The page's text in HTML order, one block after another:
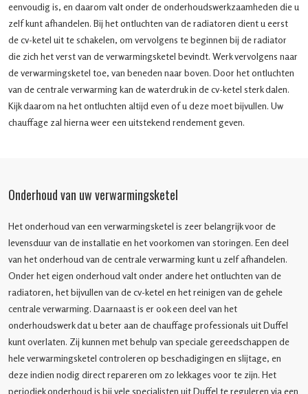
eenvoudig is, en daarom valt onder de onderhoudswerkzaamheden die u
zelf kunt afhandelen. Bij het ontluchten van de radiatoren dient u eerst
de cv-ketel uit te schakelen, om vervolgens te beginnen bij de radiator
die zich het verst van de verwarmingsketel bevindt. Werk vervolgens naar
de verwarmingsketel toe, van beneden naar boven. Door het ontluchten
van de centrale verwarming kan de waterdruk in de cv-ketel sterk dalen.
Kijk daarom na het ontluchten altijd even of u deze moet bijvullen. Uw
chauffage zal hierna weer een uitstekend rendement geven.
Onderhoud van uw verwarmingsketel
Het onderhoud van een verwarmingsketel is zeer belangrijk voor de
levensduur van de installatie en het voorkomen van storingen. Een deel
van het onderhoud van de centrale verwarming kunt u zelf afhandelen.
Onder het eigen onderhoud valt onder andere het ontluchten van de
radiatoren, het bijvullen van de cv-ketel en het reinigen van de gehele
centrale verwarming. Daarnaast is er ook een deel van het
onderhoudswerk dat u beter aan de chauffage professionals uit Duffel
kunt overlaten. Zij kunnen met behulp van speciale gereedschappen de
hele verwarmingsketel controleren op beschadigingen en slijtage, en
deze indien nodig direct repareren om zo lekkages voor te zijn. Het
periodiek onderhoud is bij vele specialisten uit Duffel te reguleren via een